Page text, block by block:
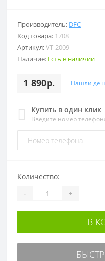
Производитель: DFC
Код товара: 1708
Артикул:VT-2009
Наличие: Есть в наличии
1 890р. Нашли
Купить в один клик
Введите номер
Количество:
- +
В